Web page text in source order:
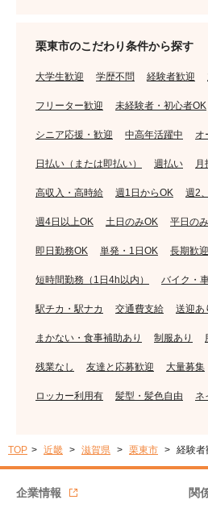
栗東市のこだわり条件から探す
大学生歓迎 学歴不問 経験者歓迎
フリーター歓迎 未経験者・初心者OK
シニア応援・歓迎 中高年活躍中 オ
日払い（または即払い） 週払い 月
高収入・高時給 週1日からOK 週2
週4日以上OK 土日のみOK 平日の
即日勤務OK 単発・1日OK 長期歓迎
短時間勤務（1日4h以内） バイク・
駅チカ・駅ナカ 交通費支給 送迎あ
まかない・食事補助あり 制服あり
残業なし 友達と応募歓迎 大量募集
ロッカー利用有 髪型・髪色自由 ネ
TOP 近畿 滋賀県 栗東市 経験者
企業情報 関